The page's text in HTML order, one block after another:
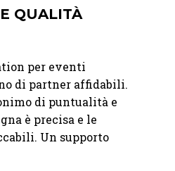
QUALITÀ
per eventi
di partner affidabili.
di puntualità e
è precisa e le
Un supporto